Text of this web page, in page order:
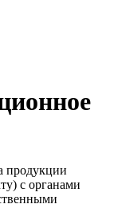
продукции
с органами